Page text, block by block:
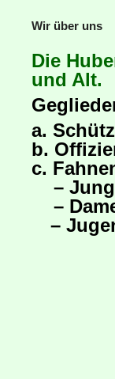
Wir über uns
Die
und Alt.
a.
b.
c.
–
–
–